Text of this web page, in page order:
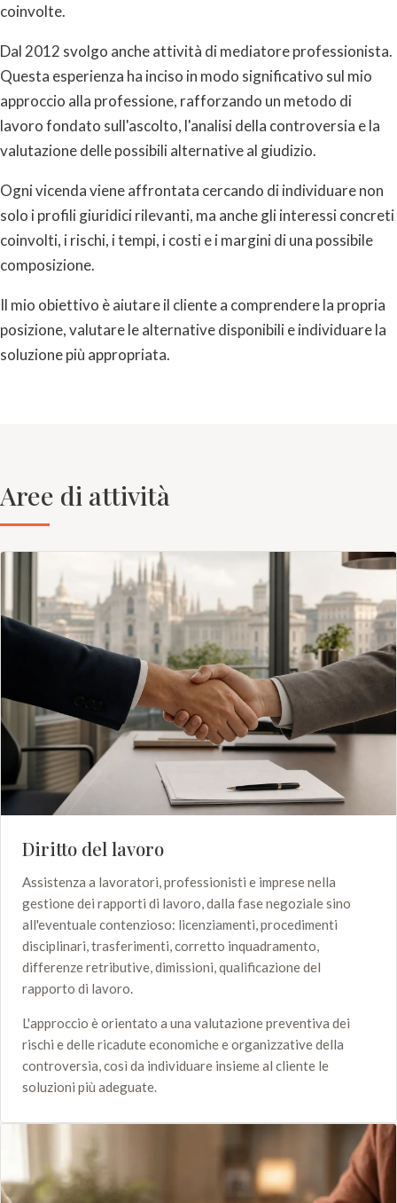
coinvolte.
Dal 2012 svolgo anche attività di mediatore professionista.
Questa esperienza ha inciso in modo significativo sul mio
approccio alla professione, rafforzando un metodo di
lavoro fondato sull'ascolto, l'analisi della controversia e la
valutazione delle possibili alternative al giudizio.
Ogni vicenda viene affrontata cercando di individuare non
solo i profili giuridici rilevanti, ma anche gli interessi concreti
coinvolti, i rischi, i tempi, i costi e i margini di una possibile
composizione.
Il mio obiettivo è aiutare il cliente a comprendere la propria
posizione, valutare le alternative disponibili e individuare la
soluzione più appropriata.
Aree di attività
Diritto del lavoro
Assistenza a lavoratori, professionisti e imprese nella
gestione dei rapporti di lavoro, dalla fase negoziale sino
all'eventuale contenzioso: licenziamenti, procedimenti
disciplinari, trasferimenti, corretto inquadramento,
differenze retributive, dimissioni, qualificazione del
rapporto di lavoro.
L'approccio è orientato a una valutazione preventiva dei
rischi e delle ricadute economiche e organizzative della
controversia, così da individuare insieme al cliente le
soluzioni più adeguate.